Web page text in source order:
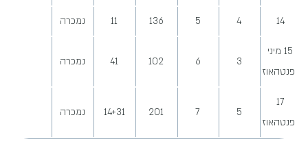
14
4
5
136
11 נמכרה
15 מיני
פנטהאוז
3
6
102
41 נמכרה
17
פנטהאוז
5
7
201
14+31 נמכרה